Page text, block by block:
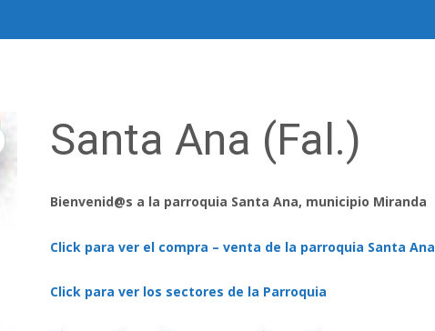
Santa Ana (Fal.)
Bienvenid@s a la parroquia Santa Ana, municipio Miranda
Click para ver el compra – venta de la parroquia Santa Ana
Click para ver los sectores de la Parroquia